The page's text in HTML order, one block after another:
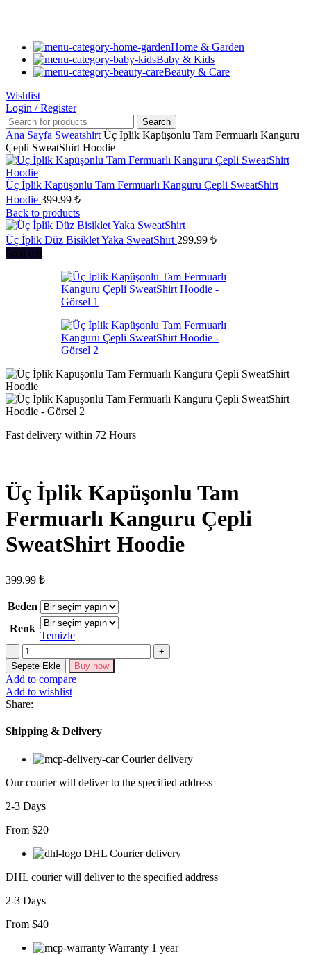
Home & Garden
Baby & Kids
Beauty & Care
Wishlist
Login / Register
Search
Ana Sayfa Sweatshirt Üç İplik Kapüşonlu Tam Fermuarlı Kanguru
Çepli SweatShirt Hoodie
Üç İplik Kapüşonlu Tam Fermuarlı Kanguru Çepli SweatShirt
Hoodie 399.99 ₺
Back to products
Üç İplik Düz Bisiklet Yaka SweatShirt 299.99 ₺
Sold out
Fast delivery within 72 Hours
Üç İplik Kapüşonlu Tam
Fermuarlı Kanguru Çepli
SweatShirt Hoodie
399.99 ₺
Beden
Renk
Temizle
Üç
İplik
Kapüşonlu
Tam
Fermuarlı
Kanguru
Çepli
SweatShirt
adet
Sepete Ekle Buy now
Add to compare
Add to wishlist
Share:
Shipping & Delivery
Courier delivery
Our courier will deliver to the specified address
2-3 Days
From $20
DHL Courier delivery
DHL courier will deliver to the specified address
2-3 Days
From $40
Warranty 1 year